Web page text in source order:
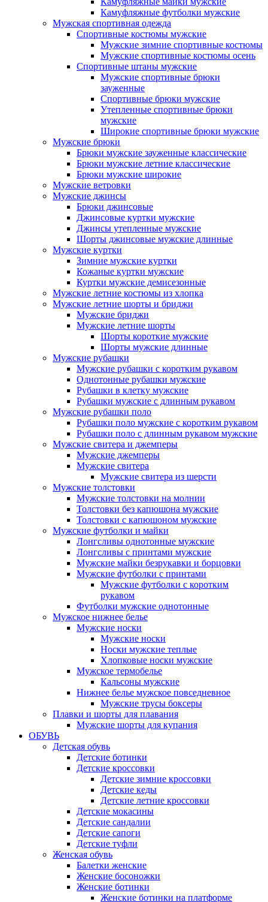
Камуфляжные футболки мужские
Мужская спортивная одежда
Спортивные костюмы мужские
Мужские зимние спортивные костюмы
Мужские спортивные костюмы осень
Спортивные штаны мужские
Мужские спортивные брюки
зауженные
Спортивные брюки мужские
Утепленные спортивные брюки
мужские
Широкие спортивные брюки мужские
Мужские брюки
Брюки мужские зауженные классические
Брюки мужские летние классические
Брюки мужские широкие
Мужские ветровки
Мужские джинсы
Брюки джинсовые
Джинсовые куртки мужские
Джинсы утепленные мужские
Шорты джинсовые мужские длинные
Мужские куртки
Зимние мужские куртки
Кожаные куртки мужские
Куртки мужские демисезонные
Мужские летние костюмы из хлопка
Мужские летние шорты и бриджи
Мужские бриджи
Мужские летние шорты
Шорты короткие мужские
Шорты мужские длинные
Мужские рубашки
Мужские рубашки с коротким рукавом
Однотонные рубашки мужские
Рубашки в клетку мужские
Рубашки мужские с длинным рукавом
Мужские рубашки поло
Рубашки поло мужские с коротким рукавом
Рубашки поло с длинным рукавом мужские
Мужские свитера и джемперы
Мужские джемперы
Мужские свитера
Мужские свитера из шерсти
Мужские толстовки
Мужские толстовки на молнии
Толстовки без капюшона мужские
Толстовки с капюшоном мужские
Мужские футболки и майки
Лонгсливы однотонные мужские
Лонгсливы с принтами мужские
Мужские майки безрукавки и борцовки
Мужские футболки с принтами
Мужские футболки с коротким
рукавом
Футболки мужские однотонные
Мужское нижнее белье
Мужские носки
Мужские носки
Носки мужские теплые
Хлопковые носки мужские
Мужское термобелье
Кальсоны мужские
Нижнее белье мужское повседневное
Мужские трусы боксеры
Плавки и шорты для плавания
Мужские шорты для купания
ОБУВЬ
Детская обувь
Детские ботинки
Детские кроссовки
Детские зимние кроссовки
Детские кеды
Детские летние кроссовки
Детские мокасины
Детские сандалии
Детские сапоги
Детские туфли
Женская обувь
Балетки женские
Женские босоножки
Женские ботинки
Женские ботинки на платформе